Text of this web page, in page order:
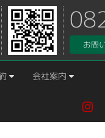
お問
会社案内